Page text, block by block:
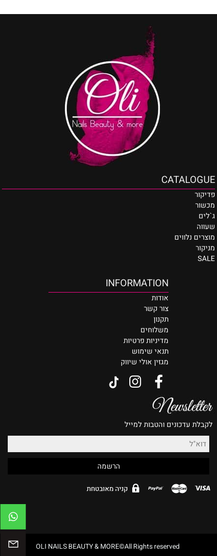
CATALOGUE
פדיקור
מכשור
ג`לים
שעווה
מוצרים נלווים
מניקור
SALE
INFORMATION
אודות
צור קשר
תקנון
משלוחים
מדיניות פרטיות
תנאי שימוש
מגזין אולי שיווק
לקבלת עדכונים והטבות למייל